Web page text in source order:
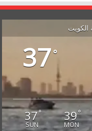
37°
37°
SUN
39°
MON